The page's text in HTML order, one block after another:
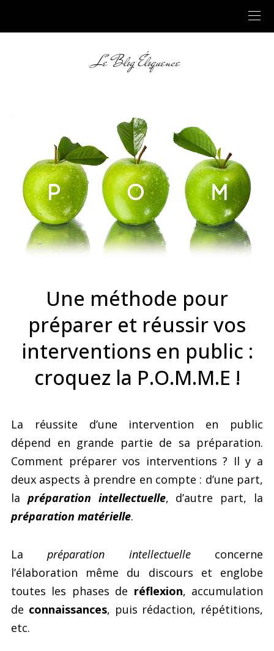
Le Blog Éloquence
Une méthode pour
préparer et réussir vos
interventions en public :
croquez la P.O.M.M.E !
La réussite d’une intervention en public
dépend en grande partie de sa préparation.
Comment préparer vos interventions ? Il y a
deux aspects à prendre en compte : d’une part,
la préparation intellectuelle, d’autre part, la
préparation matérielle.
Lapréparation intellectuelleconcerne
l’élaboration même du discours et englobe
toutes les phases de réflexion, accumulation
de connaissances, puis rédaction, répétitions,
etc.